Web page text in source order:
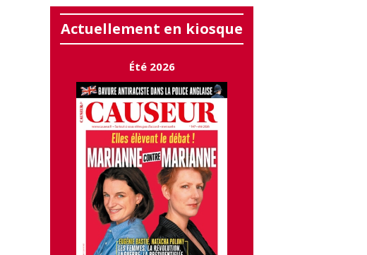
Actuellement en kiosque
Été 2026